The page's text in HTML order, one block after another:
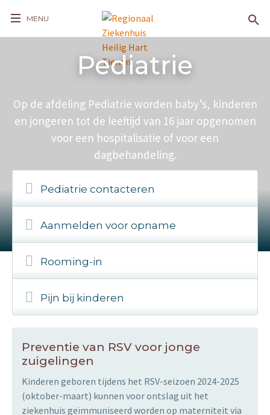
MENU
Pediatrie
Op de afdeling Pediatrie worden baby’s, kinderen
en jongeren tot de leeftijd van 16 jaar opgenomen
voor een hospitalisatie of voor een
dagbehandeling.
Pediatrie contacteren
Aanmelden voor opname
Rooming-in
Pijn bij kinderen
Preventie van RSV voor jonge
zuigelingen
Kinderen geboren tijdens het RSV-seizoen 2024-2025
(oktober-maart) kunnen voor ontslag uit het
ziekenhuis geïmmuniseerd worden op materniteit via